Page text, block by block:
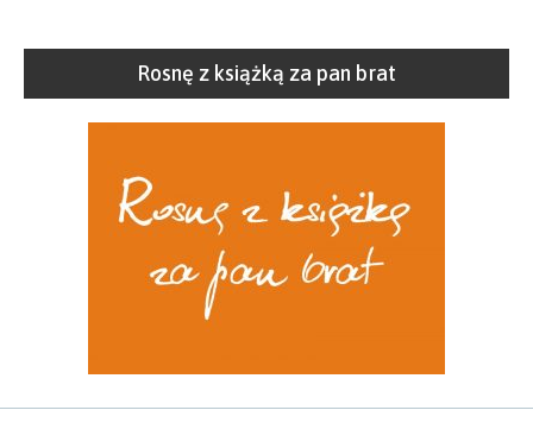
Rosnę z książką za pan brat